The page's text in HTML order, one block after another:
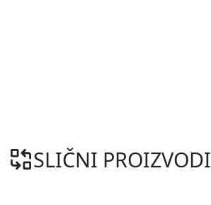
SLIČNI PROIZVODI